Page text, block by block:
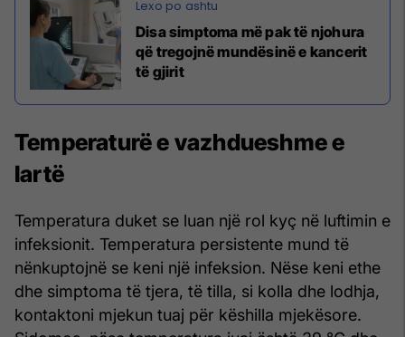
Disa simptoma më pak të njohura
që tregojnë mundësinë e kancerit
të gjirit
Temperaturë e vazhdueshme e
lartë
Temperatura duket se luan një rol kyç në luftimin e
infeksionit. Temperatura persistente mund të
nënkuptojnë se keni një infeksion. Nëse keni ethe
dhe simptoma të tjera, të tilla, si kolla dhe lodhja,
kontaktoni mjekun tuaj për këshilla mjekësore.